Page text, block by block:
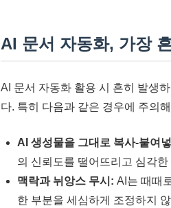
AI 문서 자동화, 가장
AI 문서 자동화 활용 시 흔히 발생
다. 특히 다음과 같은 경우에 주의
AI 생성물을 그대로 복사-붙여
의 신뢰도를 떨어뜨리고 심각
맥락과 뉘앙스 무시: AI는 때때
한 부분을 세심하게 조정하지